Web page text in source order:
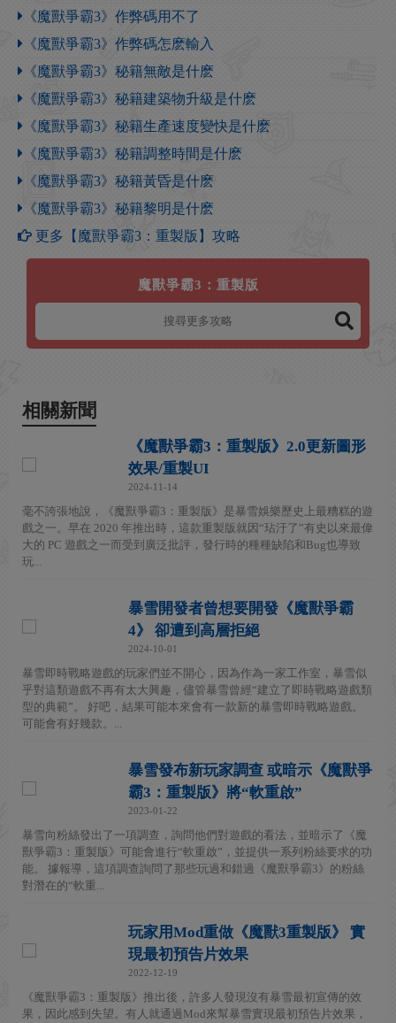
《魔獸爭霸3》作弊碼用不了
《魔獸爭霸3》作弊碼怎麽輸入
《魔獸爭霸3》秘籍無敵是什麽
《魔獸爭霸3》秘籍建築物升級是什麽
《魔獸爭霸3》秘籍生產速度變快是什麽
《魔獸爭霸3》秘籍調整時間是什麽
《魔獸爭霸3》秘籍黃昏是什麽
《魔獸爭霸3》秘籍黎明是什麽
更多【魔獸爭霸3：重製版】攻略
魔獸爭霸3：重製版
相關新聞
《魔獸爭霸3：重製版》2.0更新圖形
效果/重製UI
2024-11-14
毫不誇張地說，《魔獸爭霸3：重製版》是暴雪娛樂歷史上最糟糕的遊
戲之一。早在 2020 年推出時，這款重製版就因“玷汙了”有史以來最偉
大的 PC 遊戲之一而受到廣泛批評，發行時的種種缺陷和Bug也導致
玩...
暴雪開發者曾想要開發《魔獸爭霸
4》 卻遭到高層拒絕
2024-10-01
暴雪即時戰略遊戲的玩家們並不開心，因為作為一家工作室，暴雪似
乎對這類遊戲不再有太大興趣，儘管暴雪曾經“建立了即時戰略遊戲類
型的典範”。 好吧，結果可能本來會有一款新的暴雪即時戰略遊戲。
可能會有好幾款。...
暴雪發布新玩家調查 或暗示《魔獸爭
霸3：重製版》將“軟重啟”
2023-01-22
暴雪向粉絲發出了一項調查，詢問他們對遊戲的看法，並暗示了《魔
獸爭霸3：重製版》可能會進行“軟重啟”，並提供一系列粉絲要求的功
能。 據報導，這項調查詢問了那些玩過和錯過《魔獸爭霸3》的粉絲
對潛在的“軟重...
玩家用Mod重做《魔獸3重製版》 實
現最初預告片效果
2022-12-19
《魔獸爭霸3：重製版》推出後，許多人發現沒有暴雪最初宣傳的效
果，因此感到失望。有人就通過Mod來幫暴雪實現最初預告片效果，